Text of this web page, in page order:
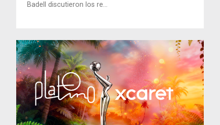
Badell discutieron los re...